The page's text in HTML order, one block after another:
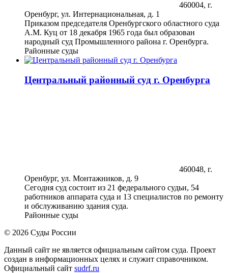
460004, г.
Оренбург, ул. Интернациональная, д. 1
Приказом председателя Оренбургского областного суда
А.М. Куц от 18 декабря 1965 года был образован
народный суд Промышленного района г. Оренбурга.
Районные суды
Центральный районный суд г. Оренбурга
460048, г.
Оренбург, ул. Монтажников, д. 9
Сегодня суд состоит из 21 федерального судьи, 54
работников аппарата суда и 13 специалистов по ремонту
и обслуживанию здания суда.
Районные суды
© 2026 Суды России
Данный сайт не является официальным сайтом суда. Проект
создан в информационных целях и служит справочником.
Официальный сайт sudrf.ru